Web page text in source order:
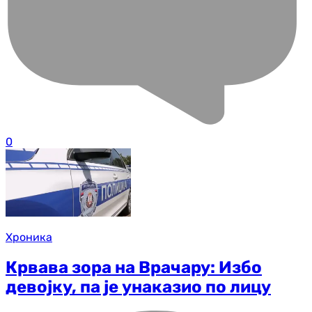
0
Хроника
Крвава зора на Врачару: Избо
девојку, па је унаказио по лицу